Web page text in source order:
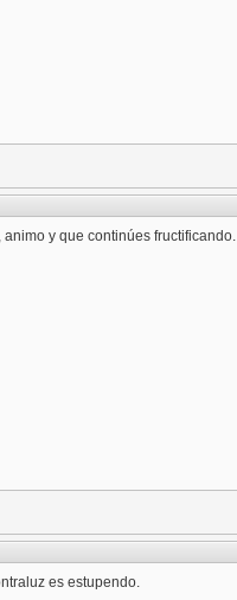
y que continúes fructificando.
es estupendo.